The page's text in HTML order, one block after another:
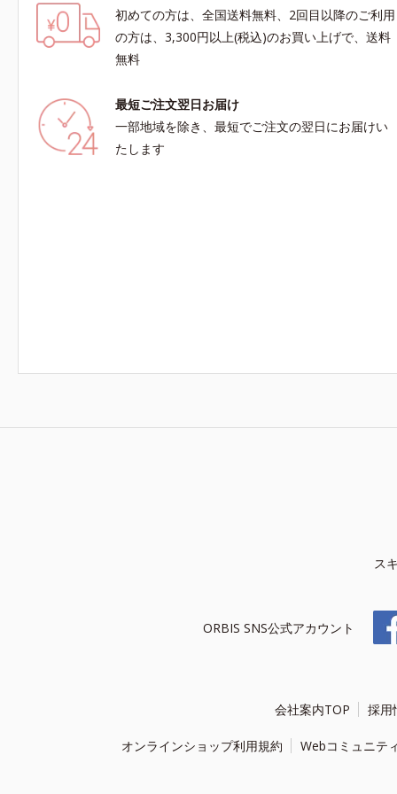
初めての方は、全国送料無料、2回目以降のご利用
の方は、3,300円以上(税込)のお買い上げで、送料
無料
最短ご注文翌日お届け
一部地域を除き、最短でご注文の翌日にお届けい
たします
ス
ORBIS SNS公式アカウント
会社案内TOP 採用
オンラインショップ利用規約 Webコミュニテ